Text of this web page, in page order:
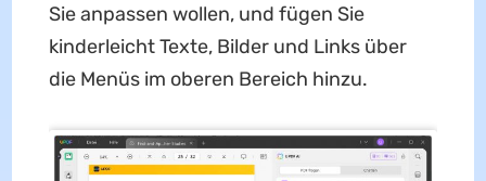
Sie anpassen wollen, und fügen Sie
kinderleicht Texte, Bilder und Links über
die Menüs im oberen Bereich hinzu.